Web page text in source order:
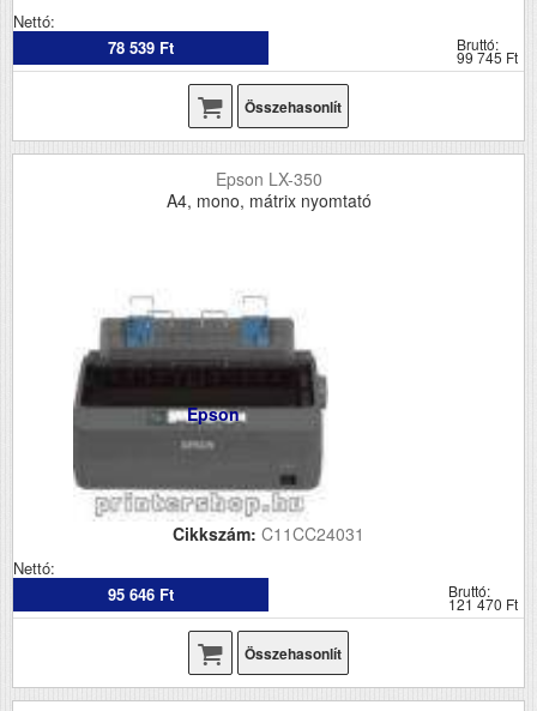
Nettó:
78 539 Ft
Bruttó:
99 745 Ft
Összehasonlít
Epson LX-350
A4, mono, mátrix nyomtató
Epson
Cikkszám: C11CC24031
Nettó:
95 646 Ft
Bruttó:
121 470 Ft
Összehasonlít